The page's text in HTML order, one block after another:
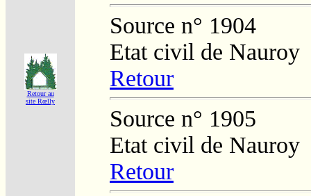
Retour au
site Rœlly
Source n° 1904
Etat civil de Nauroy
Retour
Source n° 1905
Etat civil de Nauroy
Retour